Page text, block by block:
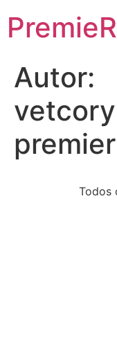
Autor:
Todos